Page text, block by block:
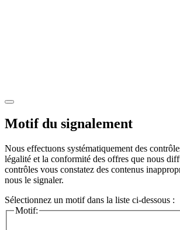
Motif du signalement
Nous effectuons systématiquement des
légalité et la conformité des offres que nous
contrôles vous constatez des contenus
nous le signaler.
Sélectionnez un motif dans la liste ci-dessous :
Motif: